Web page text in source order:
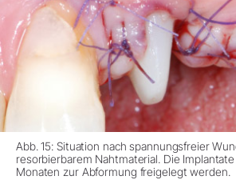
Abb. 15: Situation nach spannungsfreier
resorbierbarem Nahtmaterial. Die
Monaten zur Abformung freigelegt werden.